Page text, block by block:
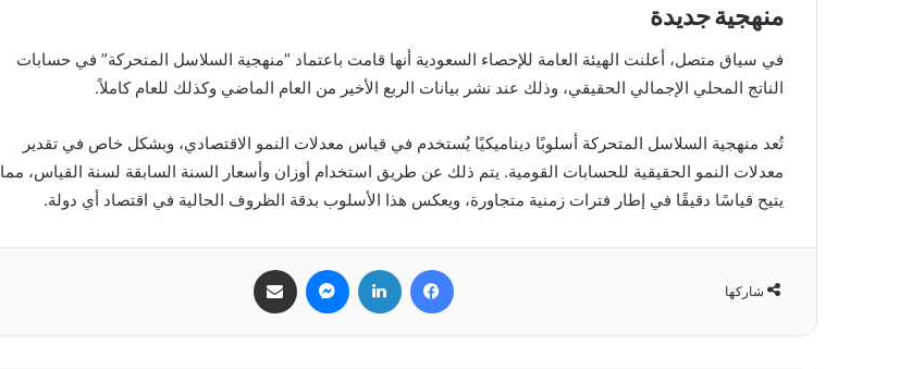
منهجية جديدة
في سياق متصل، أعلنت الهيئة العامة للإحصاء السعودية أنها قامت باعتماد “منهجية السلاسل المتحركة” في حسابات
الناتج المحلي الإجمالي الحقيقي، وذلك عند نشر بيانات الربع الأخير من العام الماضي وكذلك للعام كاملاً.
تُعد منهجية السلاسل المتحركة أسلوبًا ديناميكيًا يُستخدم في قياس معدلات النمو الاقتصادي، وبشكل خاص في تقدير
معدلات النمو الحقيقية للحسابات القومية. يتم ذلك عن طريق استخدام أوزان وأسعار السنة السابقة لسنة القياس، مما
يتيح قياسًا دقيقًا في إطار فترات زمنية متجاورة، ويعكس هذا الأسلوب بدقة الظروف الحالية في اقتصاد أي دولة.
شاركها
فيسبوك لينكدإن ماسنجر